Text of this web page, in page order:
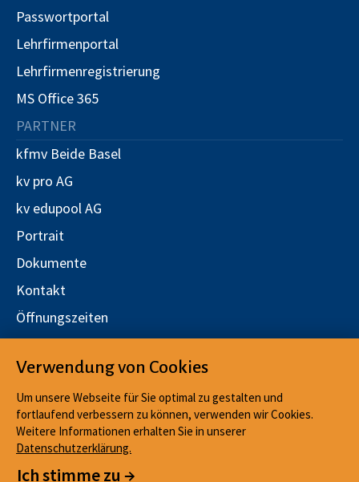
Passwortportal
Lehrfirmenportal
Lehrfirmenregistrierung
MS Office 365
PARTNER
kfmv Beide Basel
kv pro AG
kv edupool AG
Portrait
Dokumente
Kontakt
Öffnungszeiten
Stellen
Qualitätsmanagement
Verwendung von Cookies
Um unsere Webseite für Sie optimal zu gestalten und
fortlaufend verbessern zu können, verwenden wir Cookies.
Weitere Informationen erhalten Sie in unserer
Datenschutzerklärung.
Ich stimme zu →